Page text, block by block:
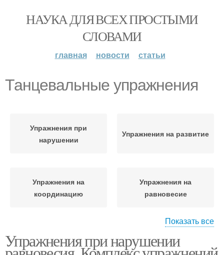
НАУКА ДЛЯ ВСЕХ ПРОСТЫМИ
СЛОВАМИ
главная новости статьи
Танцевальные упражнения
Упражнения при
нарушении
Упражнения на развитие
Упражнения на
координацию
Упражнения на
равновесие
головокружении
Показать все
Упражнения при нарушении